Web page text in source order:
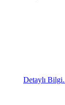
Detaylı